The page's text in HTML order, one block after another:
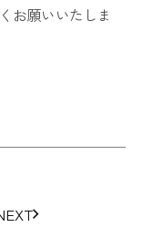
お願いいたしま